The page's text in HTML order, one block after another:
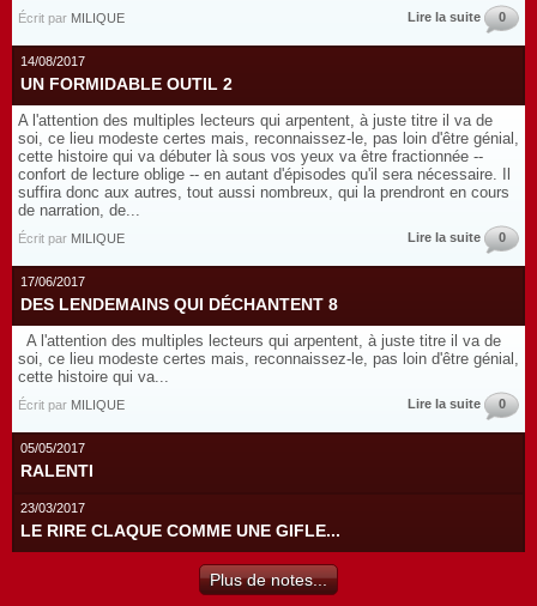
Écrit par MILIQUE Lire la suite 0
14/08/2017
UN FORMIDABLE OUTIL 2
A l'attention des multiples lecteurs qui arpentent, à juste titre il va de
soi, ce lieu modeste certes mais, reconnaissez-le, pas loin d'être génial,
cette histoire qui va débuter là sous vos yeux va être fractionnée --
confort de lecture oblige -- en autant d'épisodes qu'il sera nécessaire. Il
suffira donc aux autres, tout aussi nombreux, qui la prendront en cours
de narration, de...
Écrit par MILIQUE Lire la suite 0
17/06/2017
DES LENDEMAINS QUI DÉCHANTENT 8
A l'attention des multiples lecteurs qui arpentent, à juste titre il va de
soi, ce lieu modeste certes mais, reconnaissez-le, pas loin d'être génial,
cette histoire qui va...
Écrit par MILIQUE Lire la suite 0
05/05/2017
RALENTI
23/03/2017
LE RIRE CLAQUE COMME UNE GIFLE...
Plus de notes...